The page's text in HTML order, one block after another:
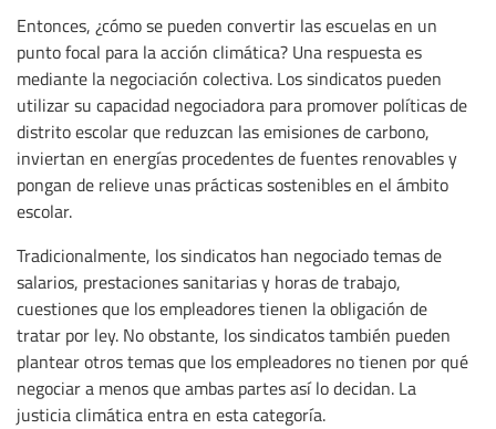
Entonces, ¿cómo se pueden convertir las escuelas en un
punto focal para la acción climática? Una respuesta es
mediante la negociación colectiva. Los sindicatos pueden
utilizar su capacidad negociadora para promover políticas de
distrito escolar que reduzcan las emisiones de carbono,
inviertan en energías procedentes de fuentes renovables y
pongan de relieve unas prácticas sostenibles en el ámbito
escolar.
Tradicionalmente, los sindicatos han negociado temas de
salarios, prestaciones sanitarias y horas de trabajo,
cuestiones que los empleadores tienen la obligación de
tratar por ley. No obstante, los sindicatos también pueden
plantear otros temas que los empleadores no tienen por qué
negociar a menos que ambas partes así lo decidan. La
justicia climática entra en esta categoría.